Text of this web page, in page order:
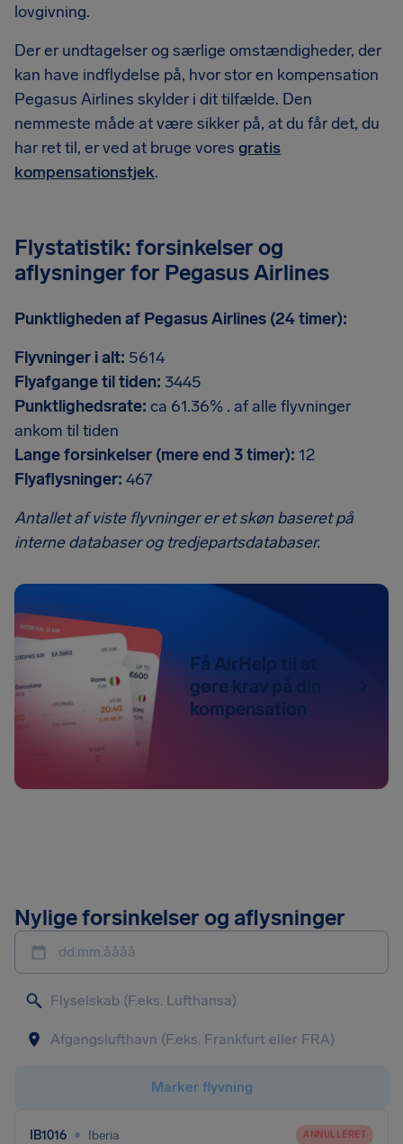
lovgivning.
Der er undtagelser og særlige omstændigheder, der
kan have indflydelse på, hvor stor en kompensation
Pegasus Airlines skylder i dit tilfælde. Den
nemmeste måde at være sikker på, at du får det, du
har ret til, er ved at bruge vores gratis
kompensationstjek.
Flystatistik: forsinkelser og
aflysninger for Pegasus Airlines
Punktligheden af Pegasus Airlines (24 timer):
Flyvninger i alt: 5614
Flyafgange til tiden: 3445
Punktlighedsrate: ca 61.36% . af alle flyvninger
ankom til tiden
Lange forsinkelser (mere end 3 timer): 12
Flyaflysninger: 467
Antallet af viste flyvninger er et skøn baseret på
interne databaser og tredjepartsdatabaser.
Få AirHelp til at
gøre krav på din
kompensation
Nylige forsinkelser og aflysninger
dd.mm.åååå
Marker flyvning
IB1016 • Iberia ANNULLERET